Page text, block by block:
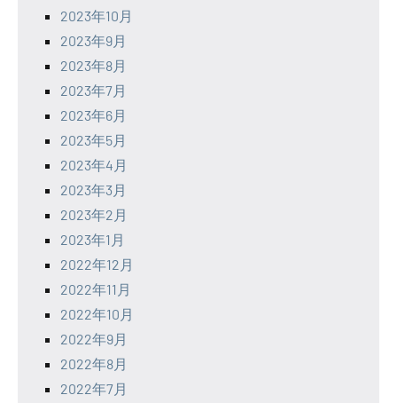
2023年10月
2023年9月
2023年8月
2023年7月
2023年6月
2023年5月
2023年4月
2023年3月
2023年2月
2023年1月
2022年12月
2022年11月
2022年10月
2022年9月
2022年8月
2022年7月